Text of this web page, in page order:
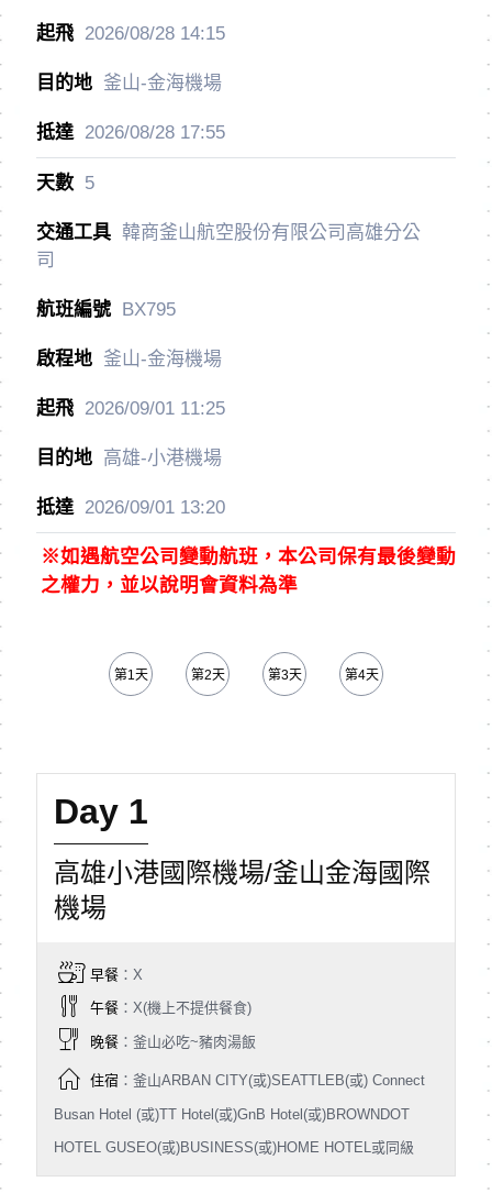
2026/08/2814:15
釜山-金海機場
2026/08/2817:55
5
韓商釜山航空股份有限公司高雄分公
司
BX795
釜山-金海機場
2026/09/01 11:25
高雄-小港機場
2026/09/01 13:20
※如遇航空公司變動航班，本公司保有最後變動
之權力，並以說明會資料為準
第1天 第2天 第3天 第4天
Day 1
高雄小港國際機場/釜山金海國際
機場
早餐：X
午餐：X(機上不提供餐食)
晚餐：釜山必吃~豬肉湯飯
住宿：釜山ARBAN CITY(或)SEATTLEB(或) Connect
Busan Hotel (或)TT Hotel(或)GnB Hotel(或)BROWNDOT
HOTEL GUSEO(或)BUSINESS(或)HOME HOTEL或同級